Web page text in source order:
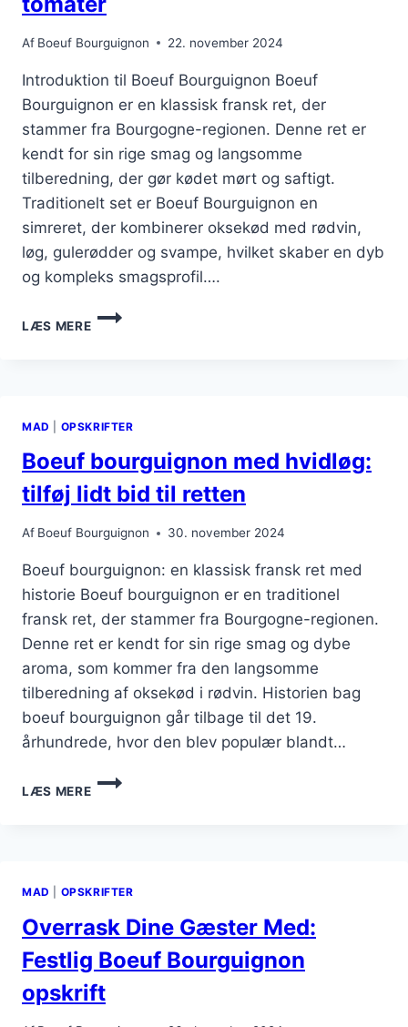
Af Boeuf Bourguignon 22. november 2024
Introduktion til Boeuf Bourguignon Boeuf
Bourguignon er en klassisk fransk ret, der
stammer fra Bourgogne-regionen. Denne ret er
kendt for sin rige smag og langsomme
tilberedning, der gør kødet mørt og saftigt.
Traditionelt set er Boeuf Bourguignon en
simreret, der kombinerer oksekød med rødvin,
løg, gulerødder og svampe, hvilket skaber en dyb
og kompleks smagsprofil….
LÆS MERE
SÅDAN
LAVER
MØRK
OG
TOMATER
MAD OPSKRIFTER
Boeuf bourguignon med hvidløg:
tilføj lidt bid til retten
Af Boeuf Bourguignon 30. november 2024
Boeuf bourguignon: en klassisk fransk ret med
historie Boeuf bourguignon er en traditionel
fransk ret, der stammer fra Bourgogne-regionen.
Denne ret er kendt for sin rige smag og dybe
aroma, som kommer fra den langsomme
tilberedning af oksekød i rødvin. Historien bag
boeuf bourguignon går tilbage til det 19.
århundrede, hvor den blev populær blandt…
LÆS MERE
BOEUF
BOURGUIGNON
BID
RETTEN
MAD OPSKRIFTER
Overrask Dine Gæster Med:
Festlig Boeuf Bourguignon
opskrift